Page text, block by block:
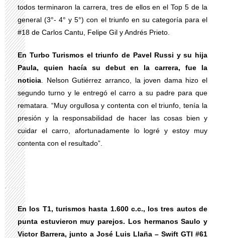
todos terminaron la carrera, tres de ellos en el Top 5 de la
general (3°- 4° y 5°) con el triunfo en su categoría para el
#18 de Carlos Cantu, Felipe Gil y Andrés Prieto.
En Turbo Turismos el triunfo de Pavel Russi y su hija
Paula, quien hacía su debut en la carrera, fue la
noticia . Nelson Gutiérrez arranco, la joven dama hizo el
segundo turno y le entregó el carro a su padre para que
rematara. “Muy orgullosa y contenta con el triunfo, tenía la
presión y la responsabilidad de hacer las cosas bien y
cuidar el carro, afortunadamente lo logré y estoy muy
contenta con el resultado”.
En los T1, turismos hasta 1.600 c.c., los tres autos de
punta estuvieron muy parejos. Los hermanos Saulo y
Victor Barrera, junto a José Luis Llaña – Swift GTI #61